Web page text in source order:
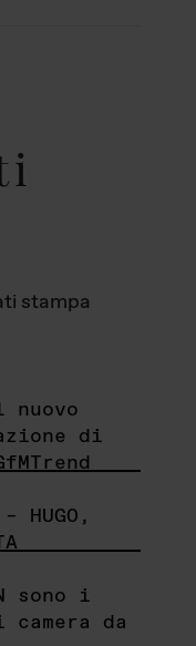
stampa
nuovo
di
HUGO,
sono i
da